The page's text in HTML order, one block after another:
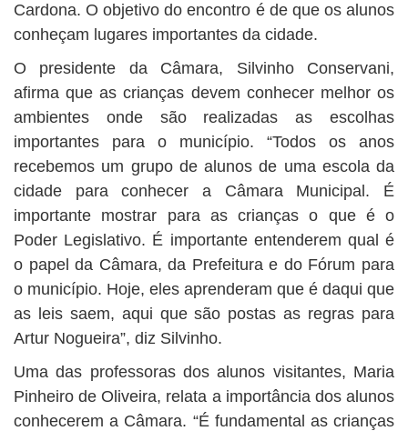
Cardona. O objetivo do encontro é de que os alunos
conheçam lugares importantes da cidade.
O presidente da Câmara, Silvinho Conservani,
afirma que as crianças devem conhecer melhor os
ambientes onde são realizadas as escolhas
importantes para o município. “Todos os anos
recebemos um grupo de alunos de uma escola da
cidade para conhecer a Câmara Municipal. É
importante mostrar para as crianças o que é o
Poder Legislativo. É importante entenderem qual é
o papel da Câmara, da Prefeitura e do Fórum para
o município. Hoje, eles aprenderam que é daqui que
as leis saem, aqui que são postas as regras para
Artur Nogueira”, diz Silvinho.
Uma das professoras dos alunos visitantes, Maria
Pinheiro de Oliveira, relata a importância dos alunos
conhecerem a Câmara. “É fundamental as crianças